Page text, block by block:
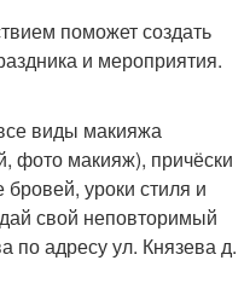
поможет создать
и мероприятия.
виды макияжа
фото макияж), причёски
уроки стиля и
свой неповторимый
по адресу ул. Князева д.